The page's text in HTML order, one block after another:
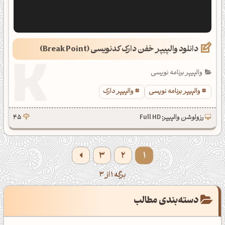
دانلود والپیپر خفن دارک کدنویسی (Break Point)
والپیپر برنامه نویسی
والپیپر برنامه نویسی
والپیپر دارک
رزولوشن والپیپر: Full HD 45
1
2
3
برگه 1 از 3
دسته‌بندی مطالب